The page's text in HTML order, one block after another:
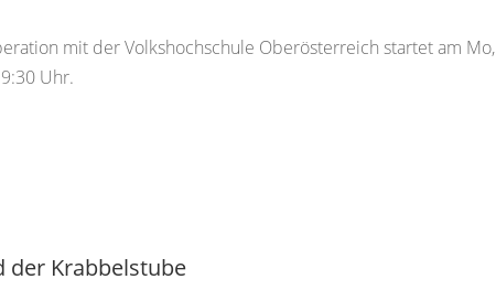
mit der Volkshochschule Oberösterreich startet am Mo,
Uhr.
der Krabbelstube